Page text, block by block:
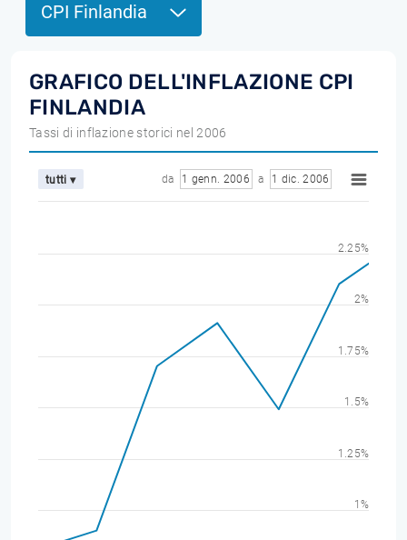
CPI Finlandia
GRAFICO DELL'INFLAZIONE CPI
FINLANDIA
Tassi di inflazione storici nel 2006
tutti ▾ da 1 genn. 2006 a 1 dic. 2006
1%
1.25%
1.5%
1.75%
2%
2.25%